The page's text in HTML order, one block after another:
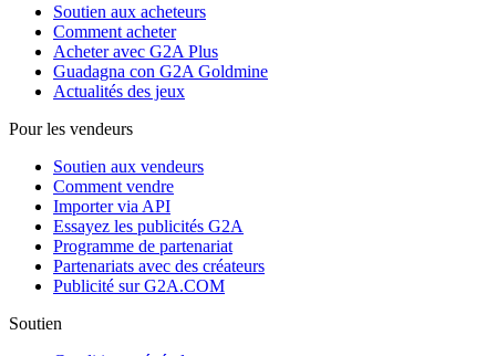
Soutien aux acheteurs
Comment acheter
Acheter avec G2A Plus
Guadagna con G2A Goldmine
Actualités des jeux
Pour les vendeurs
Soutien aux vendeurs
Comment vendre
Importer via API
Essayez les publicités G2A
Programme de partenariat
Partenariats avec des créateurs
Publicité sur G2A.COM
Soutien